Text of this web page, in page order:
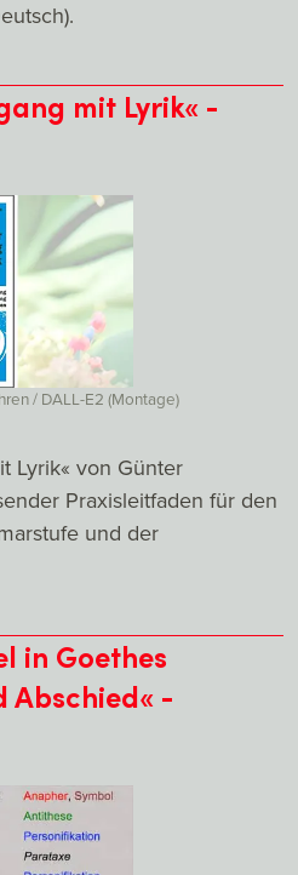
mit Lyrik« -
/ DALL-E2 (Montage)
Lyrik« von Günter
Praxisleitfaden für den
und der
in Goethes
Abschied« -